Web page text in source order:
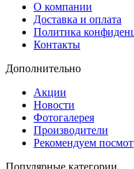
О компании
Доставка и оплата
Политика
Контакты
Дополнительно
Акции
Новости
Фотогалерея
Производители
Рекомендуем